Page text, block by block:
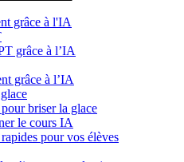
grâce à l'IA
grâce à l’IA
grâce à l’IA
briser la glace
le cours IA
pour vos élèves